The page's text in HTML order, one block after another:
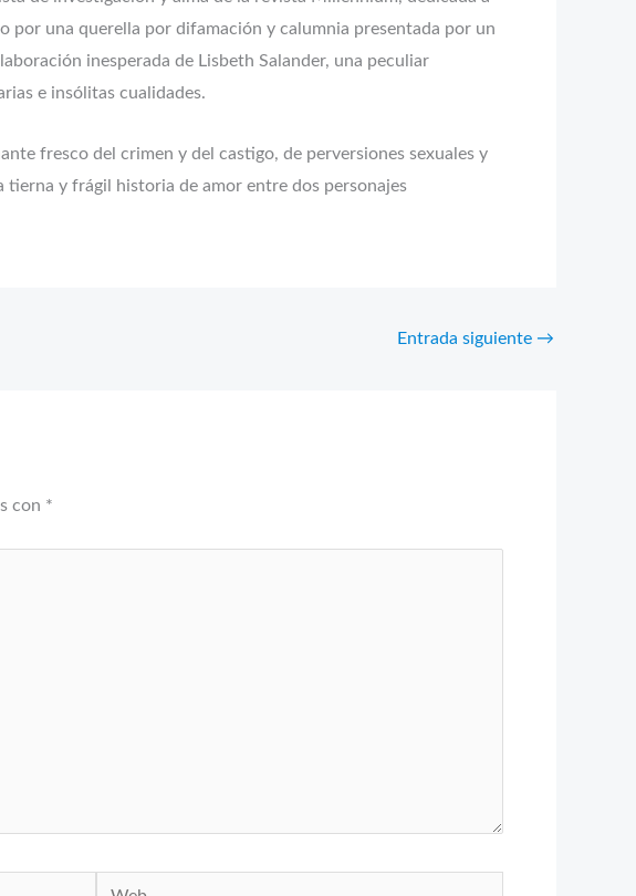
por una querella por difamación y calumnia presentada por un
inesperada de Lisbeth Salander, una peculiar
e insólitas cualidades.
fresco del crimen y del castigo, de perversiones sexuales y
y frágil historia de amor entre dos personajes
Entrada siguiente →
con *
Web